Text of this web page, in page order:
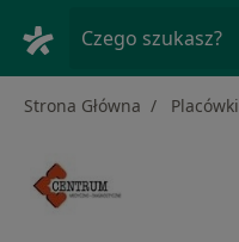
Czego szukasz?
Strona Główna Placówki